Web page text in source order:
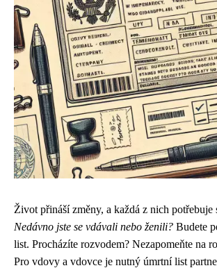
Život přináší změny, a každá z nich potřebuje
Nedávno jste se vdávali nebo ženili? Budete
list. Procházíte rozvodem? Nezapomeňte na
Pro vdovy a vdovce je nutný úmrtní list